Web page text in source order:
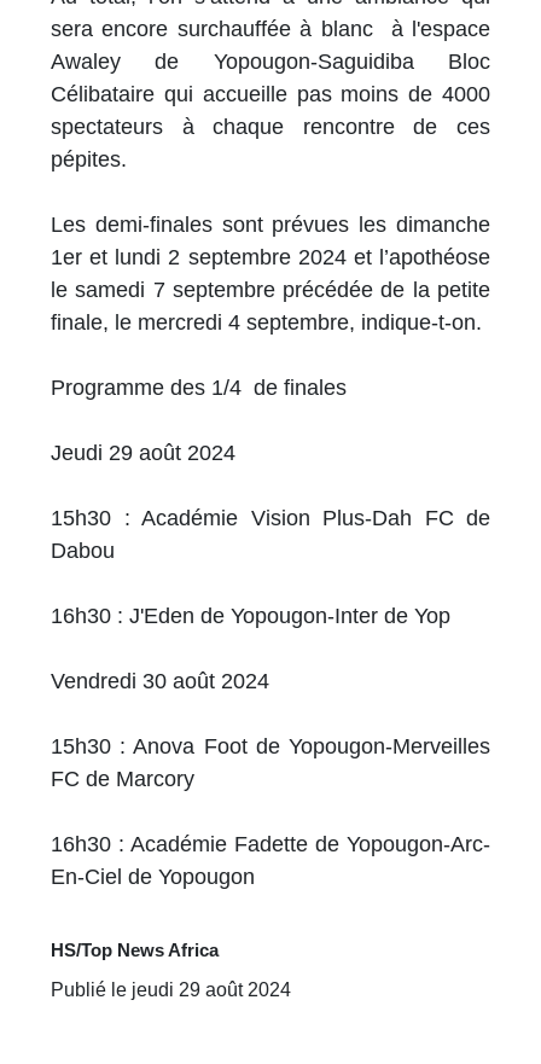
sera encore surchauffée à blanc à l'espace
Awaley de Yopougon-Saguidiba Bloc
Célibataire qui accueille pas moins de 4000
spectateurs à chaque rencontre de ces
pépites.
Les demi-finales sont prévues les dimanche
1er et lundi 2 septembre 2024 et l’apothéose
le samedi 7 septembre précédée de la petite
finale, le mercredi 4 septembre, indique-t-on.
Programme des 1/4 de finales
Jeudi 29 août 2024
15h30 : Académie Vision Plus-Dah FC de
Dabou
16h30 : J'Eden de Yopougon-Inter de Yop
Vendredi 30 août 2024
15h30 : Anova Foot de Yopougon-Merveilles
FC de Marcory
16h30 : Académie Fadette de Yopougon-Arc-
En-Ciel de Yopougon
HS/Top News Africa
Publié le jeudi 29 août 2024